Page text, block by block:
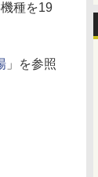
種を19
」を参照